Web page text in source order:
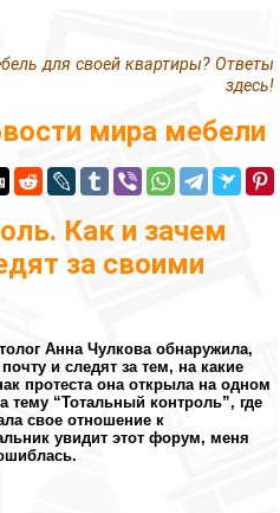
для своей квартиры? Ответы
здесь!
мира мебели
Как и зачем
за своими
Анна Чулкова обнаружила,
и следят за тем, на какие
протеста она открыла на одном
тему “Тотальный контроль”, где
свое отношение к
увидит этот форум, меня